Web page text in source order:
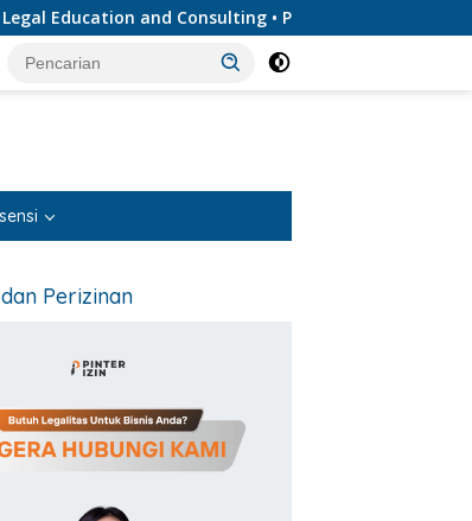
and Consulting • Penyedia Layanan Jasa
Perizinan